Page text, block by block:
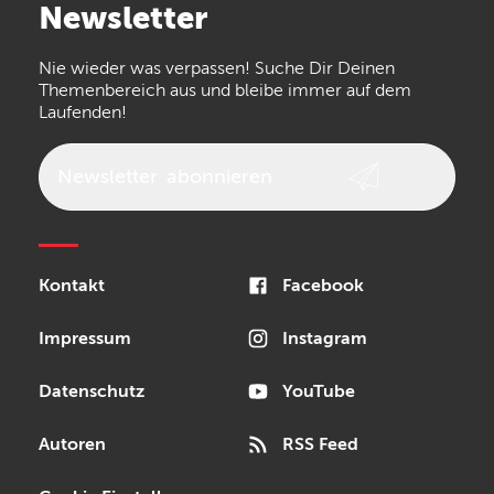
the t.bone
Walrus Audio Epiphone
Newsletter
Nie wieder was verpassen! Suche Dir Deinen
Themenbereich aus und bleibe immer auf dem
Laufenden!
Kontakt
Impressum
Datenschutz
Autoren
Facebook
Instagram
YouTube
RSS Feed